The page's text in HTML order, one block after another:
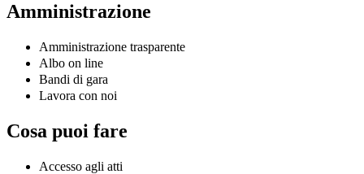
Amministrazione
Amministrazione trasparente
Albo on line
Bandi di gara
Lavora con noi
Cosa puoi fare
Accesso agli atti